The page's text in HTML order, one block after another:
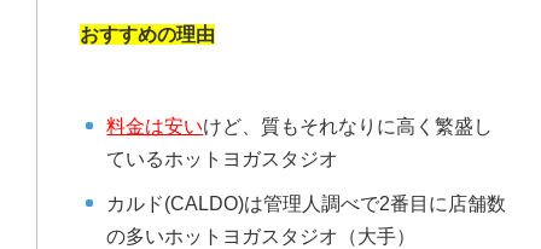
おすすめの理由
料金は安いけど、質もそれなりに高く繁盛し
ているホットヨガスタジオ
カルド(CALDO)は管理人調べで2番目に店舗数
の多いホットヨガスタジオ（大手）